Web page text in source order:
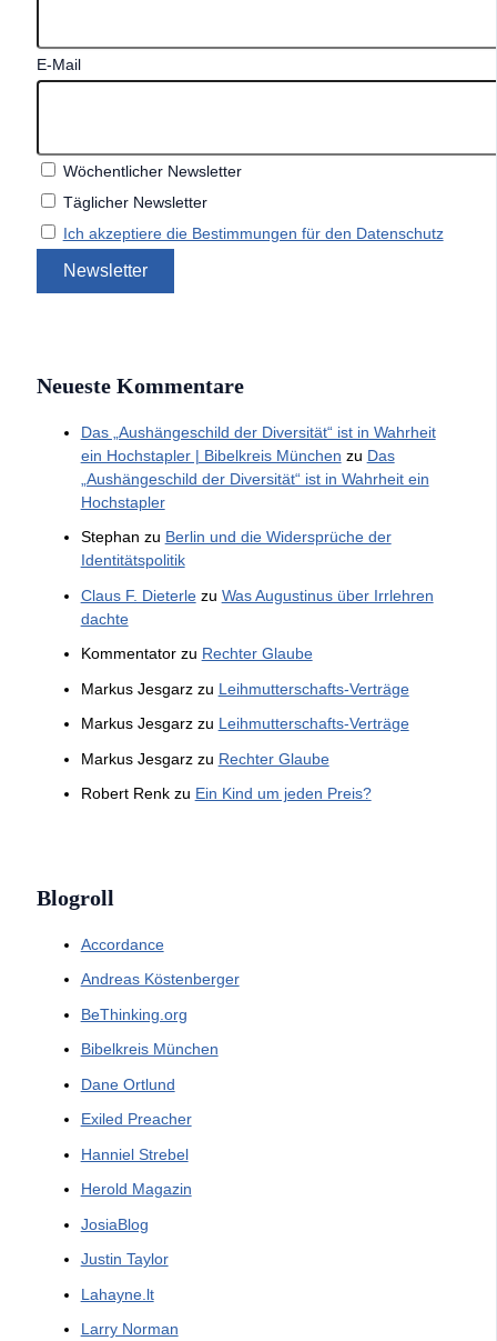
E-Mail
Wöchentlicher Newsletter
Täglicher Newsletter
Ich akzeptiere die Bestimmungen für den Datenschutz
Neueste Kommentare
Das „Aushängeschild der Diversität“ ist in Wahrheit
ein Hochstapler | Bibelkreis München zu Das
„Aushängeschild der Diversität“ ist in Wahrheit ein
Hochstapler
Stephan zu Berlin und die Widersprüche der
Identitätspolitik
Claus F. Dieterlezu Was Augustinus über Irrlehren
dachte
Kommentatorzu Rechter Glaube
Markus Jesgarzzu Leihmutterschafts-Verträge
Markus Jesgarzzu Leihmutterschafts-Verträge
Markus Jesgarzzu Rechter Glaube
Robert Renkzu Ein Kind um jeden Preis?
Blogroll
Accordance
Andreas Köstenberger
BeThinking.org
Bibelkreis München
Dane Ortlund
Exiled Preacher
Hanniel Strebel
Herold Magazin
JosiaBlog
Justin Taylor
Lahayne.lt
Larry Norman